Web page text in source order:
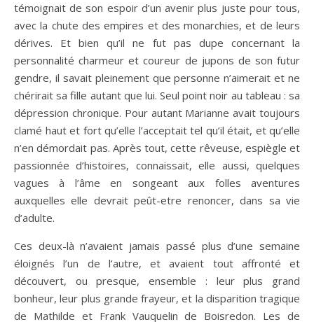
témoignait de son espoir d’un avenir plus juste pour tous,
avec la chute des empires et des monarchies, et de leurs
dérives. Et bien qu’il ne fut pas dupe concernant la
personnalité charmeur et coureur de jupons de son futur
gendre, il savait pleinement que personne n’aimerait et ne
chérirait sa fille autant que lui. Seul point noir au tableau : sa
dépression chronique. Pour autant Marianne avait toujours
clamé haut et fort qu’elle l’acceptait tel qu’il était, et qu’elle
n’en démordait pas. Après tout, cette rêveuse, espiègle et
passionnée d’histoires, connaissait, elle aussi, quelques
vagues à l’âme en songeant aux folles aventures
auxquelles elle devrait peût-etre renoncer, dans sa vie
d’adulte.
Ces deux-là n’avaient jamais passé plus d’une semaine
éloignés l’un de l’autre, et avaient tout affronté et
découvert, ou presque, ensemble : leur plus grand
bonheur, leur plus grande frayeur, et la disparition tragique
de Mathilde et Frank Vauquelin de Boisredon. Les de